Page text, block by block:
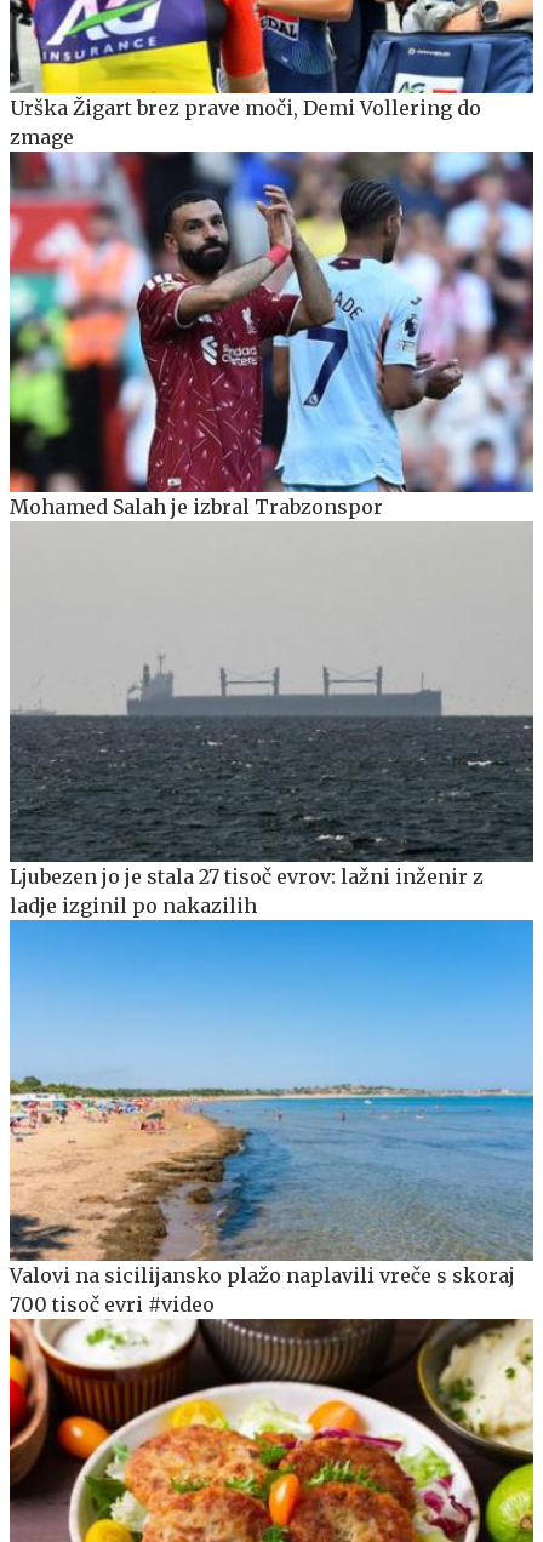
Urška Žigart brez prave moči, Demi Vollering do
zmage
Mohamed Salah je izbral Trabzonspor
Ljubezen jo je stala 27 tisoč evrov: lažni inženir z
ladje izginil po nakazilih
Valovi na sicilijansko plažo naplavili vreče s skoraj
700 tisoč evri #video